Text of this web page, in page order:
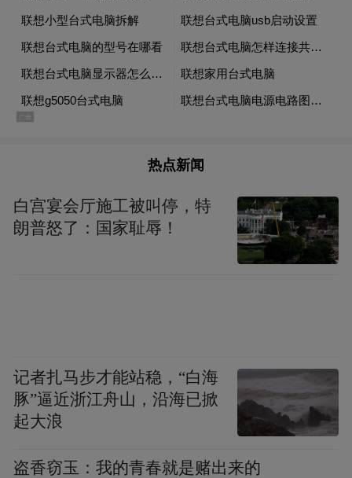
如今，随着情绪价值在文旅发展中进一步凸
显，仁怀正推动酒庄从生产单元向“生活美学
空间”升维。2025年6月投入营业的衡昌烧坊
酒庄，占地近300亩，建筑面积达22万平方
米，不仅复建了6栋老烧坊，更将当代艺术中
游客真正实现“停下来、住下来”。
目前，仁怀已拥有22家星级特色酒庄，构筑
起集酿造探秘、酱酒品鉴、康养度假于一体
的“留量”。
二、文化跨界新融合：从“单一酒香”到“多元
共生”，彰显产区人文风骨
热点新闻
白宫宴会厅施工被叫停，特
朗普怒了：国家耻辱！
记者扎马步才能站稳，“白海
豚”逼近浙江舟山，沿海已掀
起大浪
盗香窃玉：我的青春就是赌出来的